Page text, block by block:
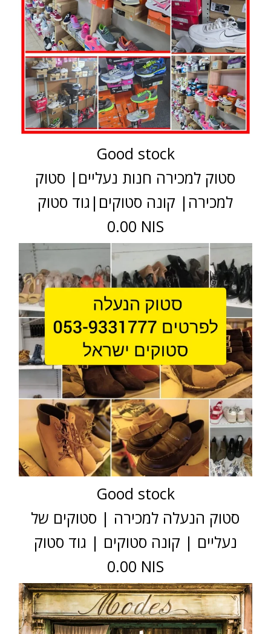
Good stock
סטוק למכירה חנות נעליים| סטוק
למכירה| קונה סטוקים|גוד סטוק
0.00 NIS
Good stock
סטוק הנעלה למכירה | סטוקים של
נעליים | קונה סטוקים | גוד סטוק
0.00 NIS